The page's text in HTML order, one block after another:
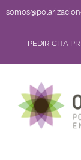
PEDIR CITA